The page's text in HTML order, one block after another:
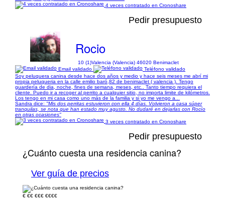
4 veces contratado en Cronoshare
Pedir presupuesto
Rocio
10 (1)Valencia (Valencia) 46020 Benimaclet
Email validado
Teléfono validado
Soy peluquera canina desde hace dos años y medio y hace seis meses me abrí mi
propia peluqueria en la calle emilio baró,82 de benimaclet ( valencia ). Tengo
guardería de dia, noche, fines de semana, meses, etc.. Tanto tiempo requiera el
cliente. Puedo ir a recoger al perrito a cualquier sitio, no importa limite de kilómetros.
Los tengo en mi casa como uno más de la familia y si yo me vengo a...
Sandra dice: "Mis dos perritas estuvieron con ella 4 días. Volvieron a casa súper
tranquilas, se nota que han estado muy agusto. No dudaré en dejarlas con Rocío
en otras ocasiones"
3 veces contratado en Cronoshare
Pedir presupuesto
¿Cuánto cuesta una residencia canina?
Ver guía de precios
€ €€ €€€ €€€€